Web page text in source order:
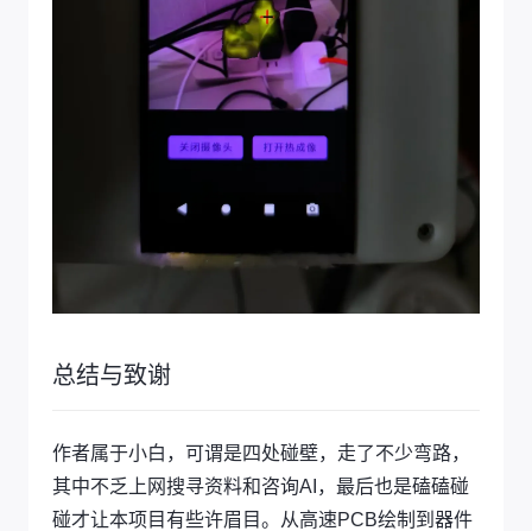
总结与致谢
作者属于小白，可谓是四处碰壁，走了不少弯路，
其中不乏上网搜寻资料和咨询AI，最后也是磕磕碰
碰才让本项目有些许眉目。从高速PCB绘制到器件